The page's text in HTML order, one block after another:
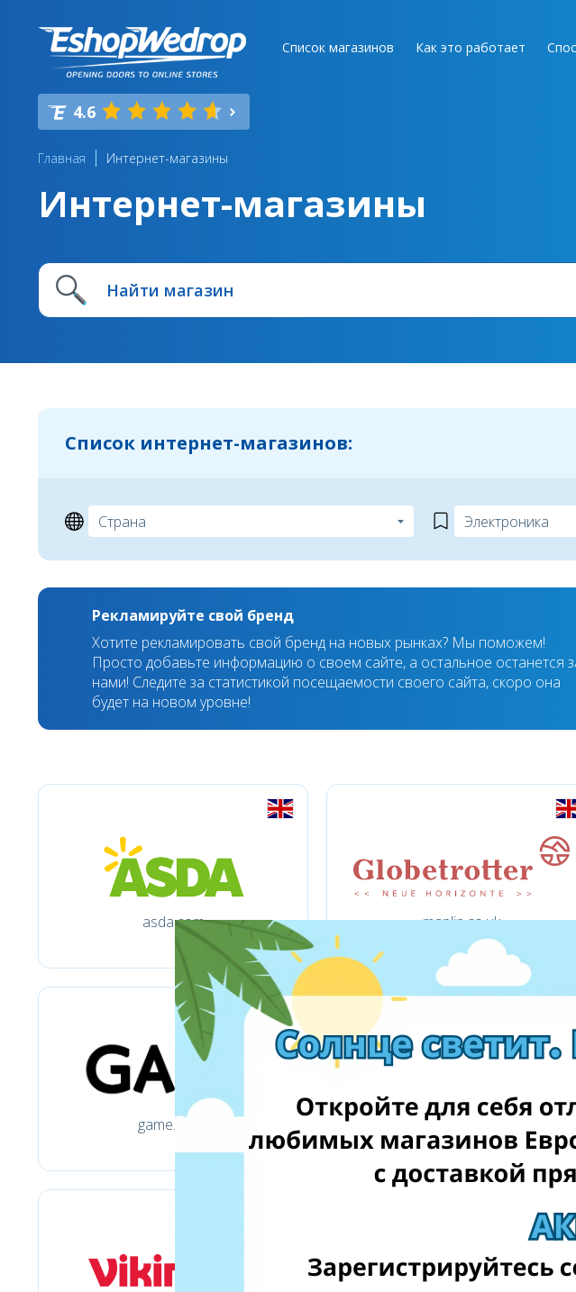
Список магазинов Как это работает
4.6
Главная Интернет-магазины
Интернет-магазины
Список интернет-магазинов:
Рекламируйте свой бренд
Хотите рекламировать свой бренд на новых рынках? Мы поможем!
Просто добавьте информацию о своем сайте, а остальное останется
нами! Следите за статистикой посещаемости своего сайта, скоро она
будет на новом уровне!
asda.com maplin.co.uk
game.co.uk morgancomputers.co.uk